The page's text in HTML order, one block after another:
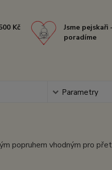
Kč
Jsme pejskaři
poradíme
Parametry
popruhem vhodným pro